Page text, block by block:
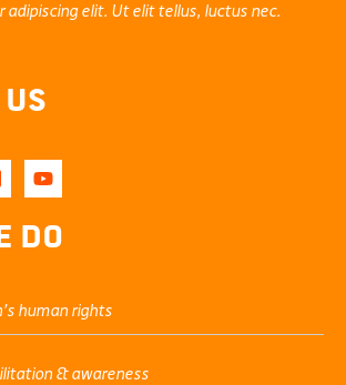
elit. Ut elit tellus, luctus nec.
Do
human rights
& awareness